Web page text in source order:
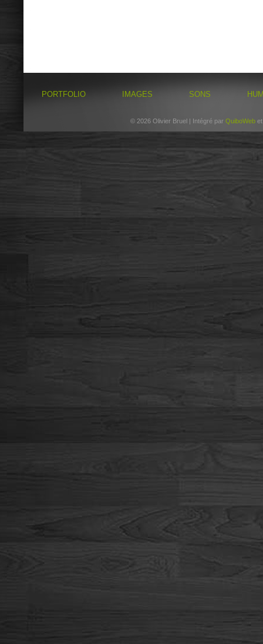
PORTFOLIO IMAGES SONS
© 2026 Olivier Bruel | Intégré par QuiboWeb